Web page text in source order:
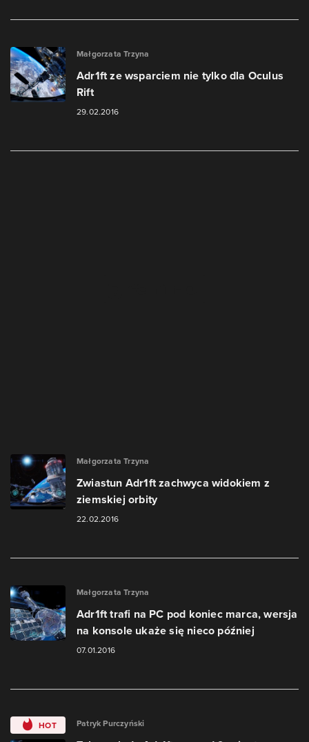
Małgorzata Trzyna
Adr1ft ze wsparciem nie tylko dla Oculus
Rift
29.02.2016
Małgorzata Trzyna
Zwiastun Adr1ft zachwyca widokiem z
ziemskiej orbity
22.02.2016
Małgorzata Trzyna
Adr1ft trafi na PC pod koniec marca, wersja
na konsole ukaże się nieco później
07.01.2016
HOT Patryk Purczyński